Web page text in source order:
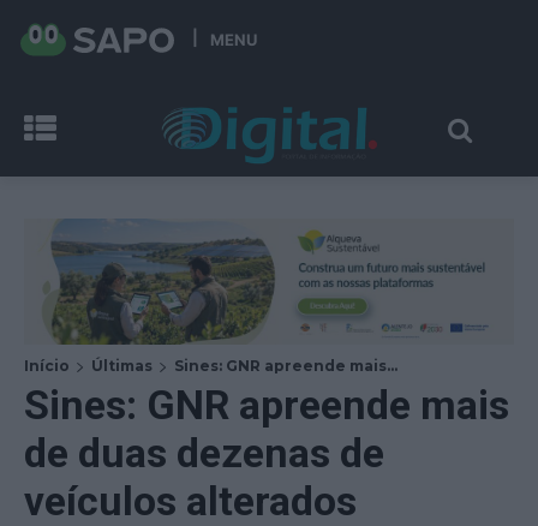
MENU
Início Últimas Sines: GNR apreende mais...
Sines: GNR apreende mais
de duas dezenas de
veículos alterados